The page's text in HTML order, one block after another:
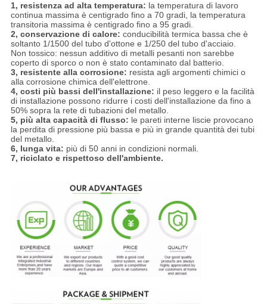
1, resistenza ad alta temperatura: la temperatura di lavoro
continua massima è centigrado fino a 70 gradi, la temperatura
transitoria massima è centigrado fino a 95 gradi.
2, conservazione di calore: conducibilità termica bassa che è
soltanto 1/1500 del tubo d'ottone e 1/250 del tubo d'acciaio.
Non tossico: nessun additivo di metalli pesanti non sarebbe
coperto di sporco o non è stato contaminato dal batterio.
3, resistente alla corrosione: resista agli argomenti chimici o
alla corrosione chimica dell'elettrone.
4, costi più bassi dell'installazione: il peso leggero e la facilità
di installazione possono ridurre i costi dell'installazione da fino a
50% sopra la rete di tubazioni del metallo.
5, più alta capacità di flusso: le pareti interne liscie provocano
la perdita di pressione più bassa e più in grande quantità dei tubi
del metallo.
6, lunga vita: più di 50 anni in condizioni normali.
7, riciclato e rispettoso dell'ambiente.